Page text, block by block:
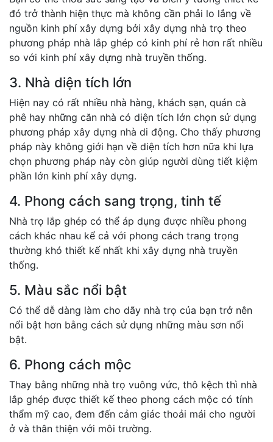
đó trở thành hiện thực mà không cần phải lo lắng về
nguồn kinh phí xây dựng bởi xây dựng nhà trọ theo
phương pháp nhà lắp ghép có kinh phí rẻ hơn rất nhiều
so với kinh phí xây dựng nhà truyền thống.
3. Nhà diện tích lớn
Hiện nay có rất nhiều nhà hàng, khách sạn, quán cà
phê hay những căn nhà có diện tích lớn chọn sử dụng
phương pháp xây dựng nhà di động. Cho thấy phương
pháp này không giới hạn về diện tích hơn nữa khi lựa
chọn phương pháp này còn giúp người dùng tiết kiệm
phần lớn kinh phí xây dựng.
4. Phong cách sang trọng, tinh tế
Nhà trọ lắp ghép có thể áp dụng được nhiều phong
cách khác nhau kể cả với phong cách trang trọng
thường khó thiết kế nhất khi xây dựng nhà truyền
thống.
5. Màu sắc nổi bật
Có thể dễ dàng làm cho dãy nhà trọ của bạn trở nên
nổi bật hơn bằng cách sử dụng những màu sơn nổi
bật.
6. Phong cách mộc
Thay bằng những nhà trọ vuông vức, thô kệch thì nhà
lắp ghép được thiết kế theo phong cách mộc có tính
thẩm mỹ cao, đem đến cảm giác thoải mái cho người
ở và thân thiện với môi trường.